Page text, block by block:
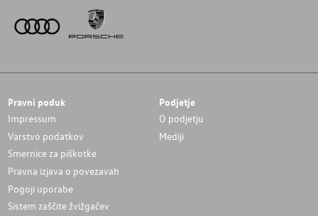
Pravni poduk
Impressum
Varstvo podatkov
Smernice za piškotke
Pravna izjava o povezavah
Pogoji uporabe
Sistem zaščite žvižgačev
Podjetje
O podjetju
Mediji